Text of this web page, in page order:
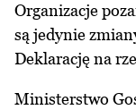
Organizacje
są jedynie
Deklarację na
Ministerstwo